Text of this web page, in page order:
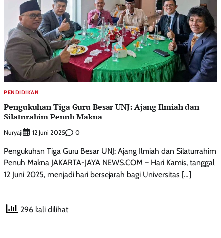
PENDIDIKAN
Pengukuhan Tiga Guru Besar UNJ: Ajang Ilmiah dan
Silaturahim Penuh Makna
Nuryaji 12 Juni 2025 0
Pengukuhan Tiga Guru Besar UNJ: Ajang Ilmiah dan Silaturrahim
Penuh Makna JAKARTA-JAYA NEWS.COM – Hari Kamis, tanggal
12 Juni 2025, menjadi hari bersejarah bagi Universitas […]
296 kali dilihat